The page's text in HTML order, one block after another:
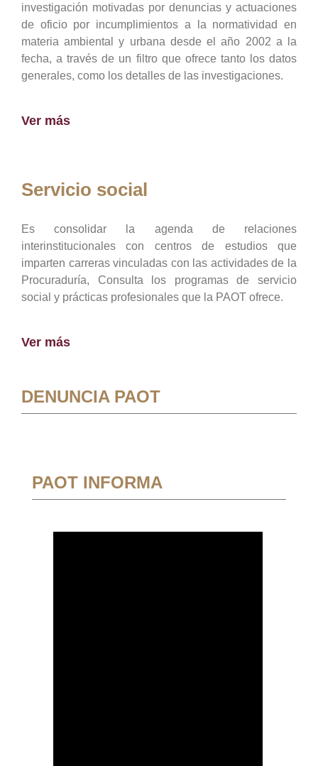
investigación motivadas por denuncias y actuaciones
de oficio por incumplimientos a la normatividad en
materia ambiental y urbana desde el año 2002 a la
fecha, a través de un filtro que ofrece tanto los datos
generales, como los detalles de las investigaciones.
Ver más
Servicio social
Es consolidar la agenda de relaciones
interinstitucionales con centros de estudios que
imparten carreras vinculadas con las actividades de la
Procuraduría, Consulta los programas de servicio
social y prácticas profesionales que la PAOT ofrece.
Ver más
DENUNCIA PAOT
PAOT INFORMA